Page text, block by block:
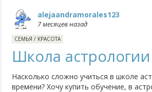
alejaandramorales123
7 месяцев назад
СЕМЬЯ / КРАСОТА
Школа
Насколько сложно учиться в школе
времени? Хочу купить обучение, в